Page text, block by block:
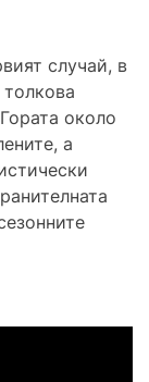
случай, в
около
а